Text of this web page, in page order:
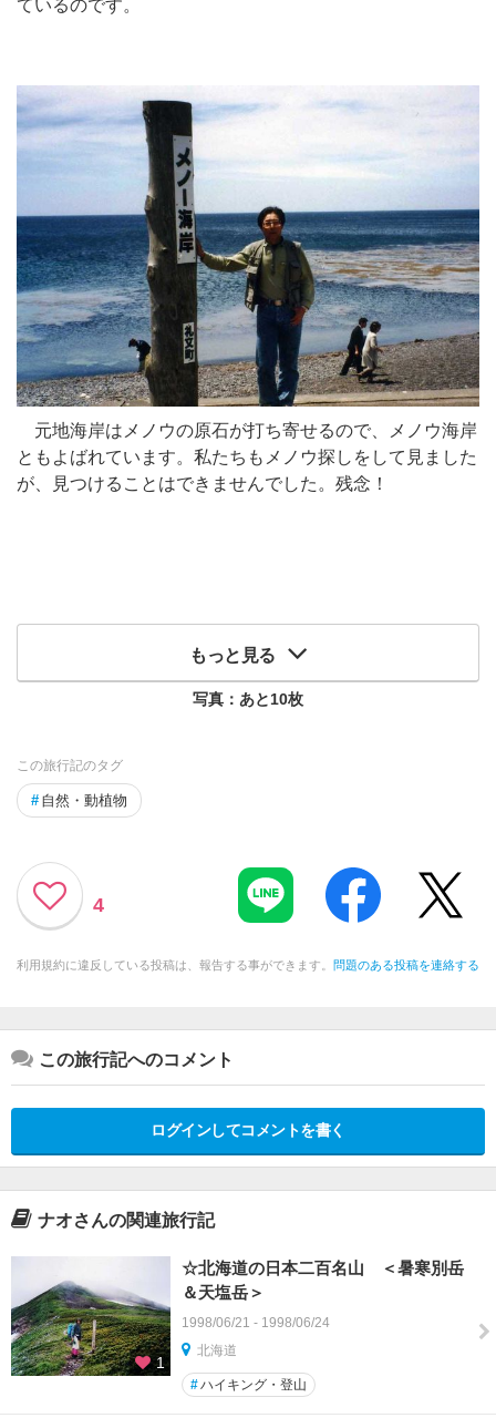
ているのです。
元地海岸はメノウの原石が打ち寄せるので、メノウ海岸
ともよばれています。私たちもメノウ探しをして見ました
が、見つけることはできませんでした。残念！
もっと見る
写真：あと10枚
この旅行記のタグ
# 自然・動植物
4
利用規約に違反している投稿は、報告する事ができます。 問題のある投稿を連絡する
この旅行記へのコメント
ログインしてコメントを書く
ナオさんの関連旅行記
1
☆北海道の日本二百名山 ＜暑寒別岳
＆天塩岳＞
1998/06/21 - 1998/06/24
北海道
#ハイキング・登山